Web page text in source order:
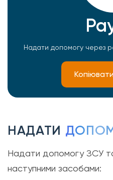
Надати допомогу через
НАДАТИ
Надати допомогу ЗСУ
наступними засобами: